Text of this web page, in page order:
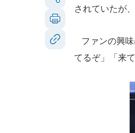
されていたが
ファンの興味
てるぞ」「来